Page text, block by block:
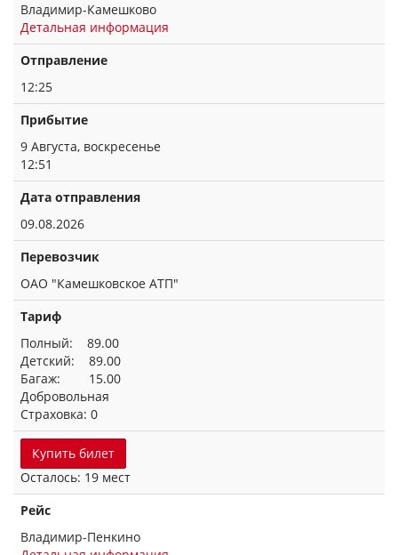
Владимир-Камешково
Детальная информация
Отправление
12:25
Прибытие
9 Августа, воскресенье
12:51
Дата отправления
09.08.2026
Перевозчик
ОАО "Камешковское АТП"
Тариф
Полный: 89.00
Детский: 89.00
Багаж: 15.00
Добровольная
Страховка: 0
Купить билет
Осталось: 19 мест
Рейс
Владимир-Пенкино